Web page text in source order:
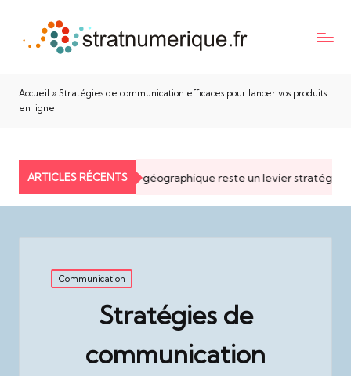
Accueil » Stratégies de communication efficaces pour lancer vos produits
en ligne
ARTICLES RÉCENTS
Pourquoi la proximité géographique reste un levier stratégique
Posted
in
Communication
Stratégies de
communication